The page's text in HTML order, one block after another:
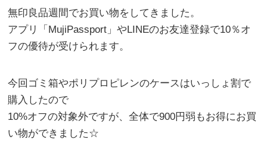
無印良品週間でお買い物をしてきました。
アプリ「MujiPassport」やLINEのお友達登録で10％オ
フの優待が受けられます。
今回ゴミ箱やポリプロピレンのケースはいっしょ割で
購入したので
10%オフの対象外ですが、全体で900円弱もお得にお買
い物ができました☆